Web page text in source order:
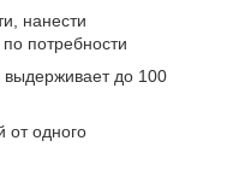
нанести
потребности
выдерживает до 100
от одного